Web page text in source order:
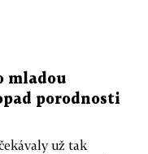
mladou
porodnosti
už tak